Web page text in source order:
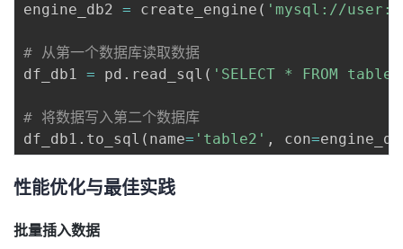
engine_db2 = create_engine ( 'mysql://
# 从第一个数据库读取数据
df_db1 = pd . read_sql ( 'SELECT * FROM
# 将数据写入第二个数据库
df_db1 . to_sql ( name= 'table2' , con=
性能优化与最佳实践
批量插入数据